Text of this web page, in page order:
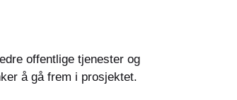
offentlige tjenester og
å gå frem i prosjektet.